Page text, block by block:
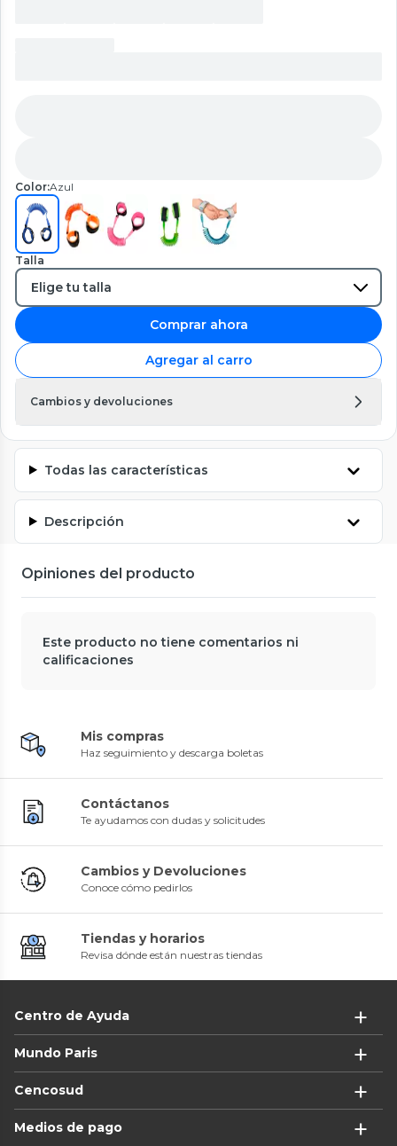
Color:Azul
Talla
Comprar ahora
Agregar al carro
Cambios y devoluciones
Todas las características
Descripción
Opiniones del producto
Este producto no tiene comentarios ni
calificaciones
Mis compras
Haz seguimiento y descarga boletas
Contáctanos
Te ayudamos con dudas y solicitudes
Cambios y Devoluciones
Conoce cómo pedirlos
Tiendas y horarios
Revisa dónde están nuestras tiendas
Centro de Ayuda
Mundo Paris
Cencosud
Medios de pago